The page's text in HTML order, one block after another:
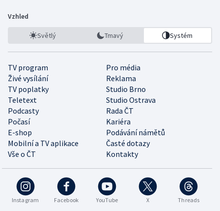
Vzhled
Světlý Tmavý Systém
TV program
Pro média
Živé vysílání
Reklama
TV poplatky
Studio Brno
Teletext
Studio Ostrava
Podcasty
Rada ČT
Počasí
Kariéra
E-shop
Podávání námětů
Mobilní a TV aplikace
Časté dotazy
Vše o ČT
Kontakty
Instagram Facebook YouTube X Threads